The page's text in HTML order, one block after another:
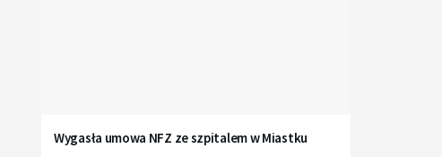
Wygasła umowa NFZ ze szpitalem w Miastku